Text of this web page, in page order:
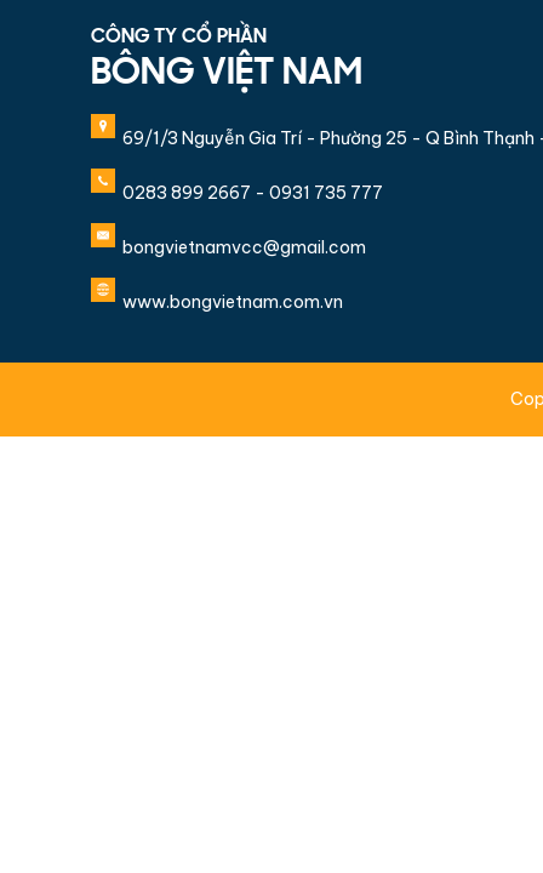
CÔNG TY CỔ PHẦN
BÔNG VIỆT NAM
69/1/3 Nguyễn Gia Trí - Phường 25 - Q Bình Thạnh
0283 899 2667 - 0931 735 777
bongvietnamvcc@gmail.com
www.bongvietnam.com.vn